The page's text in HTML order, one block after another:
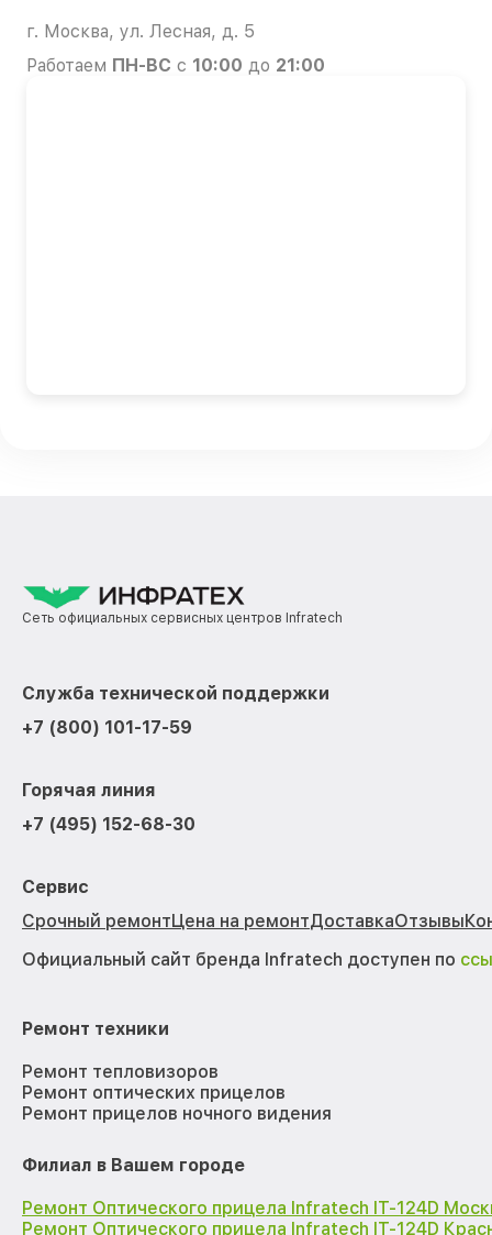
г. Москва, ул. Лесная, д. 5
Работаем ПН-ВС с 10:00 до 21:00
Сеть официальных сервисных центров Infratech
Служба технической поддержки
+7 (800) 101-17-59
Горячая линия
+7 (495) 152-68-30
Сервис
Срочный ремонтЦена на ремонтДоставкаОтзывы
Официальный сайт бренда Infratech доступен по
Ремонт техники
Ремонт тепловизоров
Ремонт оптических прицелов
Ремонт прицелов ночного видения
Филиал в Вашем городе
Ремонт Оптического прицела Infratech IT-124D
Ремонт Оптического прицела Infratech IT-124D